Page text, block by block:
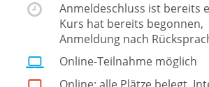
Anmeldeschluss ist bereits
Kurs hat bereits begonnen,
Anmeldung nach
Online-Teilnahme möglich